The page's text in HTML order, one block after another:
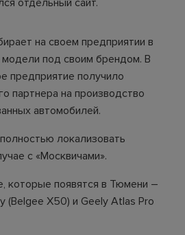
отдельный сайт.
на своем предприятии в
модели под своим брендом. В
предприятие получило
партнера на производство
автомобилей.
локализовать
с «Москвичами».
которые появятся в Тюмени –
(Belgee X50) и Geely Atlas Pro